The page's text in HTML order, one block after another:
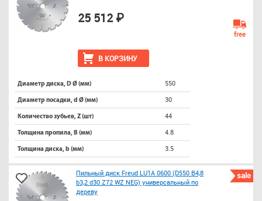
В КОРЗИНУ
25 512 ₽
free
Диаметр диска, D Ø (мм) 550
Диаметр посадки, d Ø (мм) 30
Количество зубьев, Z (шт) 44
Толщина пропила, B (мм) 4.8
Толщина диска, b (мм) 3.5
sale
Пильный диск Freud LU1A 0600 (D550 B4,8
b3,2 d30 Z72 WZ NEG) универсальный по
дереву